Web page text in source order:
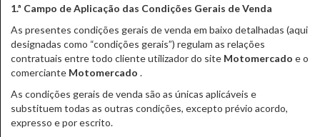
1.ª Campo de Aplicação das Condições Gerais de Venda
As presentes condições gerais de venda em baixo detalhadas (aqui
designadas como “condições gerais”) regulam as relações
contratuais entre todo cliente utilizador do site Motomercado e o
comerciante Motomercado .
As condições gerais de venda são as únicas aplicáveis e
substituem todas as outras condições, excepto prévio acordo,
expresso e por escrito.